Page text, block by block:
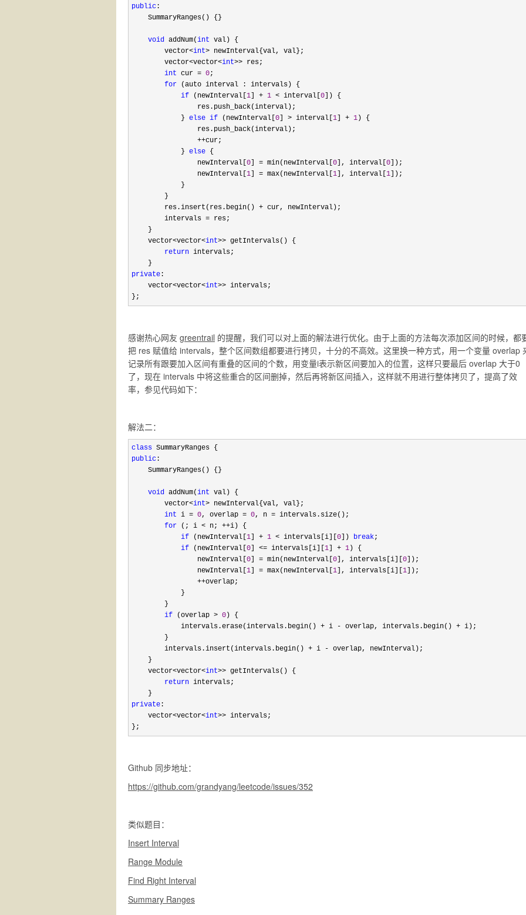
public :
    SummaryRanges() {}
void addNum(int val) {
        vector
<int> newInterval{val, val};
        vector
<vector<int>> res;
int cur = 0;
for (auto interval : intervals) {
if (newInterval[ 1 ] + 1 < interval[ 0 ]) {
                res.push_back(interval);
            }
else if (newInterval[ 0 ] > interval[ 1 ] + 1 ) {
                res.push_back(interval);
++cur;
            }
else {
                newInterval[
0 ] = min(newInterval[ 0 ], interval[ 0 ]);
                newInterval[
1 ] = max(newInterval[ 1 ], interval[ 1 ]);
            }
        }
        res.insert(res.begin()
+ cur, newInterval);
        intervals
= res;
    }
    vector
<vector<int>> getIntervals() {
return intervals;
private :
    vector
<vector<int>> intervals;
};
感谢热心网友 greentrail 的提醒，我们可以对上面的解法进行优化。由于上面的方法每次添加区间的时候，都
把 res 赋值给 intervals，整个区间数组都要进行拷贝，十分的不高效。这里换一种方式，用一个变量 overlap
记录所有跟要加入区间有重叠的区间的个数，用变量i表示新区间要加入的位置，这样只要最后 overlap 大于0
了，现在 intervals 中将这些重合的区间删掉，然后再将新区间插入，这样就不用进行整体拷贝了，提高了效
率，参见代码如下：
解法二：
class
public :
    SummaryRanges() {}
void addNum(int val) {
        vector
<int> newInterval{val, val};
int i = 0, overlap = 0, n = intervals.size();
for (; i < n; ++i) {
if (newInterval[ 1 ] + 1 < intervals[i][ 0 ]) break;
if (newInterval[ 0 ] <= intervals[i][ 1 ] + 1 ) {
                newInterval[
0 ] = min(newInterval[ 0 ], intervals[i][ 0 ]);
                newInterval[
1 ] = max(newInterval[ 1 ], intervals[i][ 1 ]);
++overlap;
            }
        }
if (overlap > 0 ) {
            intervals.erase(intervals.begin()
+ i - overlap, intervals.begin() + i);
        }
        intervals.insert(intervals.begin()
+ i - overlap, newInterval);
    }
    vector
<vector<int>> getIntervals() {
return intervals;
private :
    vector
<vector<int>> intervals;
};
Github 同步地址：
https://github.com/grandyang/leetcode/issues/352
类似题目：
Insert Interval
Range Module
Find Right Interval
Summary Ranges